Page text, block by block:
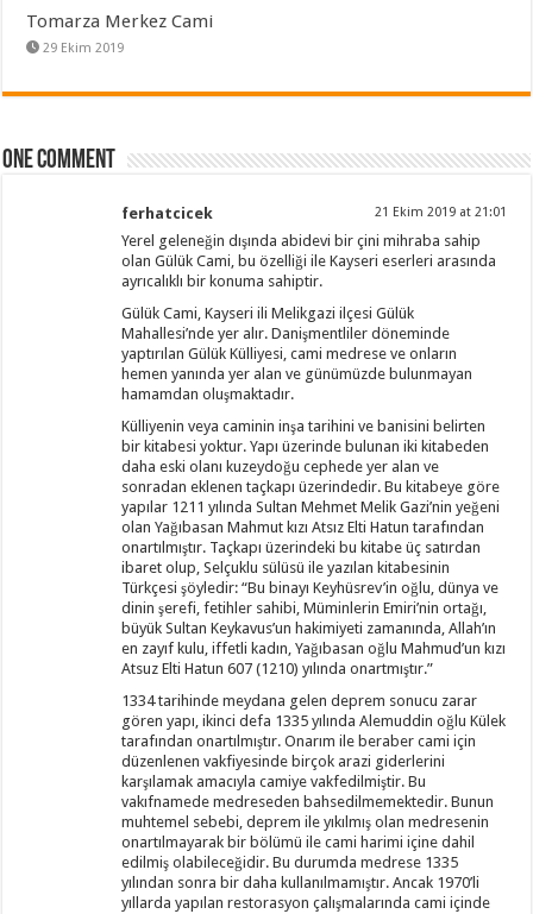
Tomarza Merkez Cami
29 Ekim 2019
One comment
ferhatcicek 21 Ekim 2019 at 21:01
Yerel geleneğin dışında abidevi bir çini mihraba sahip
olan Gülük Cami, bu özelliği ile Kayseri eserleri arasında
ayrıcalıklı bir konuma sahiptir.
Gülük Cami, Kayseri ili Melikgazi ilçesi Gülük
Mahallesi’nde yer alır. Danişmentliler döneminde
yaptırılan Gülük Külliyesi, cami medrese ve onların
hemen yanında yer alan ve günümüzde bulunmayan
hamamdan oluşmaktadır.
Külliyenin veya caminin inşa tarihini ve banisini belirten
bir kitabesi yoktur. Yapı üzerinde bulunan iki kitabeden
daha eski olanı kuzeydoğu cephede yer alan ve
sonradan eklenen taçkapı üzerindedir. Bu kitabeye göre
yapılar 1211 yılında Sultan Mehmet Melik Gazi’nin yeğeni
olan Yağıbasan Mahmut kızı Atsız Elti Hatun tarafından
onartılmıştır. Taçkapı üzerindeki bu kitabe üç satırdan
ibaret olup, Selçuklu sülüsü ile yazılan kitabesinin
Türkçesi şöyledir: “Bu binayı Keyhüsrev’in oğlu, dünya ve
dinin şerefi, fetihler sahibi, Müminlerin Emiri’nin ortağı,
büyük Sultan Keykavus’un hakimiyeti zamanında, Allah’ın
en zayıf kulu, iffetli kadın, Yağıbasan oğlu Mahmud’un kızı
Atsuz Elti Hatun 607 (1210) yılında onartmıştır.”
1334 tarihinde meydana gelen deprem sonucu zarar
gören yapı, ikinci defa 1335 yılında Alemuddin oğlu Külek
tarafından onartılmıştır. Onarım ile beraber cami için
düzenlenen vakfiyesinde birçok arazi giderlerini
karşılamak amacıyla camiye vakfedilmiştir. Bu
vakıfnamede medreseden bahsedilmemektedir. Bunun
muhtemel sebebi, deprem ile yıkılmış olan medresenin
onartılmayarak bir bölümü ile cami harimi içine dahil
edilmiş olabileceğidir. Bu durumda medrese 1335
yılından sonra bir daha kullanılmamıştır. Ancak 1970’li
yıllarda yapılan restorasyon çalışmalarında cami içinde